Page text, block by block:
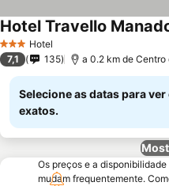
3 EstrelasHotel
Hotel Travello
7,1 135 a 0.2 km de Centro
Selecione as datas para
exatos.
Os preços e a
mudam frequentemente.